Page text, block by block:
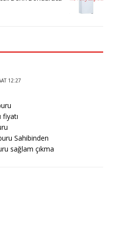
12:27
fiyatı
Sahibinden
sağlam çıkma